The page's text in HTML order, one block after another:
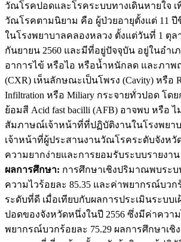
วัณโรคปอดและโรคระบบทางเดินหายใจ
วัณโรคตามนิยาม คือ ผู้ป่วยอายุตั้งแต่ 11
ในโรงพยาบาลคลองหลวง ตั้งแต่วันที่ 1 ตุล
กันยายน 2560 และมีที่อยู่ปัจจุบัน อยู่ในอําเ
อาการไข้ หรือไอ หรือน้ำหนักลด และภาพ
(CXR) เห็นลักษณะเป็นโพรง (Cavity) หรือ
Infiltration หรือ Miliary กระจายทั่วปอด โด
ย้อมสี Acid fast bacilli (AFB) อาจพบ หรือ
สัมภาษณ์เจ้าหน้าที่ที่ปฏิบัติงานในโรงพยา
เจ้าหน้าที่ผู้ประสานงานวัณโรคระดับจังหวั
ความยากง่ายและการยอมรับระบบรายงาน
ผลการศึกษา: การศึกษาเชิงปริมาณพบระบ
ความไวร้อยละ 85.35 และค่าพยากรณ์บวก
ระดับที่ดี เมื่อเทียบกับผลการประเมินระบบ
ปอดของจังหวัดหนึ่งในปี 2556 ซึ่งมีค่าความ
พยากรณ์บวกร้อยละ 75.29 ผลการศึกษาเ